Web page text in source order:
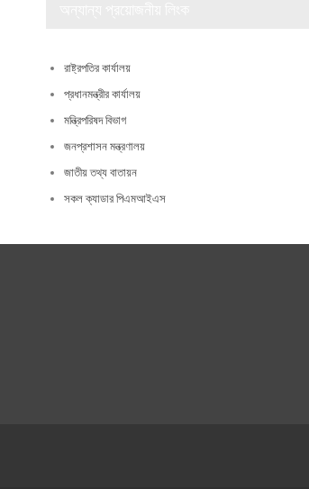
রাষ্ট্রপতির কার্যালয়
প্রধানমন্ত্রীর কার্যালয়
মন্ত্রিপরিষদ বিভাগ
জনপ্রশাসন মন্ত্রণালয়
জাতীয় তথ্য বাতায়ন
সকল ক্যাডার পিএমআইএস